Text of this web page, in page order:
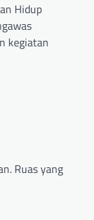
Hidup
kegiatan
Ruas yang